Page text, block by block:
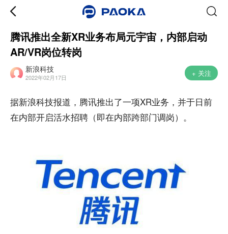
腾讯推出全新XR业务布局元宇宙，内部启动
AR/VR岗位转岗
新浪科技
2022年02月17日 + 关注
据新浪科技报道，腾讯推出了一项XR业务，并于日前
在内部开启活水招聘（即在内部跨部门调岗）。